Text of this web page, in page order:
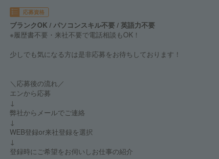
応募資格
ブランクOK / パソコンスキル不要 / 英語力不要
※履歴書不要・来社不要で電話相談もOK！
少しでも気になる方は是非応募をお待ちしております！
＼応募後の流れ／
エンから応募
↓
弊社からメールでご連絡
↓
WEB登録or来社登録を選択
↓
登録時にご希望をお伺いしお仕事の紹介